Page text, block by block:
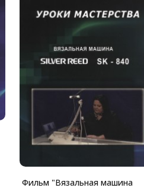
Фильм "Вязальная машина